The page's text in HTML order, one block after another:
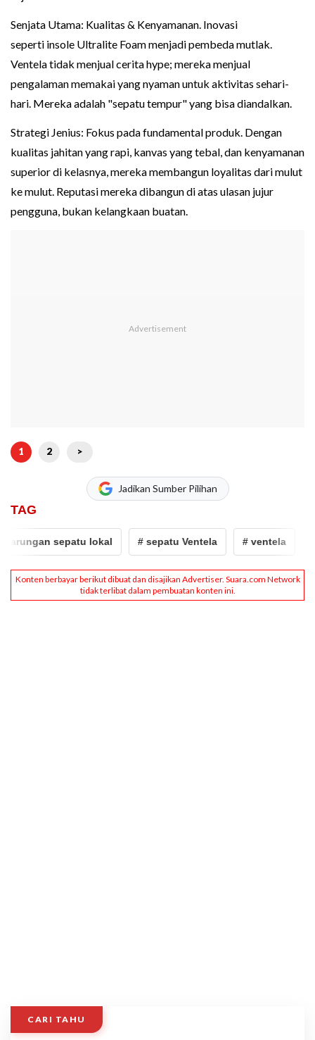
Senjata Utama: Kualitas & Kenyamanan. Inovasi
seperti insole Ultralite Foam menjadi pembeda mutlak.
Ventela tidak menjual cerita hype; mereka menjual
pengalaman memakai yang nyaman untuk aktivitas sehari-
hari. Mereka adalah "sepatu tempur" yang bisa diandalkan.
Strategi Jenius: Fokus pada fundamental produk. Dengan
kualitas jahitan yang rapi, kanvas yang tebal, dan kenyamanan
superior di kelasnya, mereka membangun loyalitas dari mulut
ke mulut. Reputasi mereka dibangun di atas ulasan jujur
pengguna, bukan kelangkaan buatan.
1 2 >
Jadikan Sumber Pilihan
TAG
sepatu lokal # sepatu Ventela # ventela #
CARI TAHU